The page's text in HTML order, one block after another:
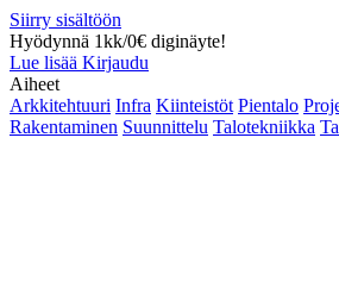
Siirry sisältöön
Hyödynnä 1kk/0€ diginäyte!
Lue lisää Kirjaudu
Aiheet
Arkkitehtuuri Infra Kiinteistöt Pientalo
Rakentaminen Suunnittelu Talotekniikka